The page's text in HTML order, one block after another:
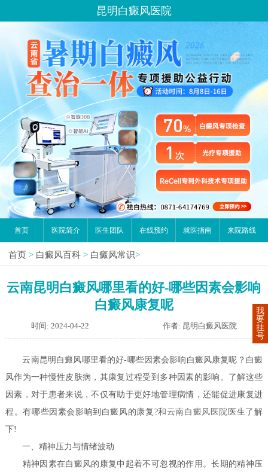
昆明白癜风医院
首页 医院简介 医生团队 在线预约 就医指南 来院路线
首页 > 白癜风百科 > 白癜风常识>
云南昆明白癜风哪里看的好-哪些因素会影响
白癜风康复呢
时间: 2024-04-22 作者: 昆明白癜风医院
云南昆明白癜风哪里看的好-哪些因素会影响白癜风康复呢？白癜
风作为一种慢性皮肤病，其康复过程受到多种因素的影响。了解这些
因素，对于患者来说，不仅有助于更好地管理病情，还能促进康复进
程。有哪些因素会影响到白癜风的康复?和 云南白癜风医院 医生了解
下!
一、精神压力与情绪波动
精神因素在白癜风的康复中起着不可忽视的作用。长期的精神压
我
要
挂
号